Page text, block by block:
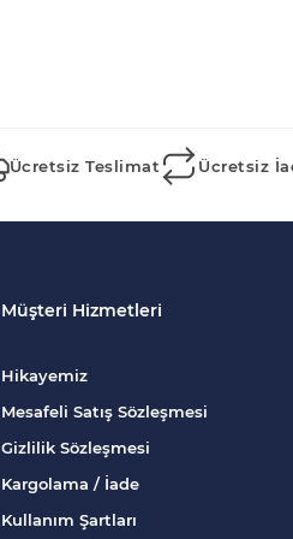
Ücretsiz Teslimat Ücretsiz
Müşteri Hizmetleri
Hikayemiz
Mesafeli Satış Sözleşmesi
Gizlilik Sözleşmesi
Kargolama / İade
Kullanım Şartları